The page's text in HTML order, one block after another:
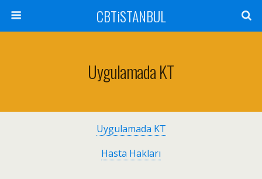
CBTiSTANBUL
Uygulamada KT
Uygulamada KT
Hasta Hakları